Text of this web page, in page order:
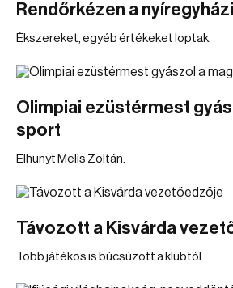
Rendőrkézen a
Ékszereket, egyéb értékeket loptak.
Olimpiai ezüstérmest
sport
Elhunyt Melis Zoltán.
Távozott a Kisvárda
Több játékos is búcsúzott a klubtól.